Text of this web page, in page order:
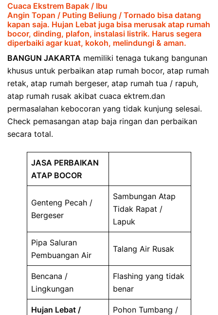
Cuaca Ekstrem Bapak / Ibu
Angin Topan / Puting Beliung / Tornado bisa datang
kapan saja. Hujan Lebat juga bisa merusak atap rumah
bocor, dinding, plafon, instalasi listrik. Harus segera
diperbaiki agar kuat, kokoh, melindungi & aman.
BANGUN JAKARTA memiliki tenaga tukang bangunan
khusus untuk perbaikan atap rumah bocor, atap rumah
retak, atap rumah bergeser, atap rumah tua / rapuh,
atap rumah rusak akibat cuaca ektrem.dan
permasalahan kebocoran yang tidak kunjung selesai.
Check pemasangan atap baja ringan dan perbaikan
secara total.
JASA PERBAIKAN
ATAP BOCOR
Genteng Pecah /
Bergeser
Sambungan Atap
Tidak Rapat /
Lapuk
Pipa Saluran
Pembuangan Air
Talang Air Rusak
Bencana /
Lingkungan
Flashing yang tidak
benar
Hujan Lebat /
Pohon Tumbang /